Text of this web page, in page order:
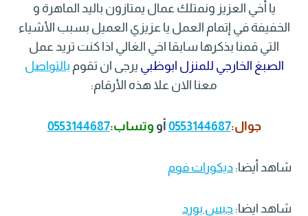
يا أخي العزيز ونمتلك عمال يمتازون باليد الماهرة و
الخفيفة في إتمام العمل يا عزيزي العميل بسبب الأشياء
التي قمنا بذكرها سابقا اخي الغالي اذا كنت تريد عمل
الصبغ الخارجي للمنزل ابوظبي يرجى ان تقوم بالتواصل
معنا الان علا هذه الأرقام:
جوال:0553144687 أو وتساب:
0553144687
شاهد أيضا: ديكورات فوم
شاهد ايضا: جبس بورد